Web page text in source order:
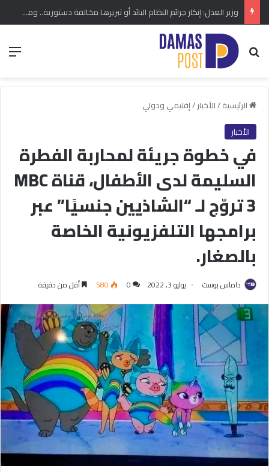
وزير العدل: إنكار جرائم النظام البائد أو تبريرها مخالفة دستورية.. ومشروع قانون خاص إلى مجلس الشعب
بحث عن
الرئيسية/الأخبار/إقليمي ودولي
الأخبار
في خطوة جريئة لمحاربة الفطرة
السليمة لدى الأطفال، قناة MBC
3 تروّج لـ “الشاذيين جنسيًا” عبر
برامجها التلفزيونية الخاصة
بالصغار.
داماس بوست يوليو 3, 2022 0
580 أقل من دقيقة